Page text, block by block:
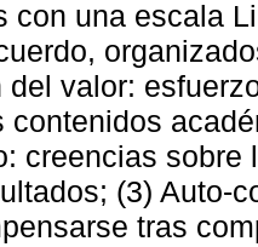
con una escala
del valor:
contenidos
creencias
(3) Auto-
tras